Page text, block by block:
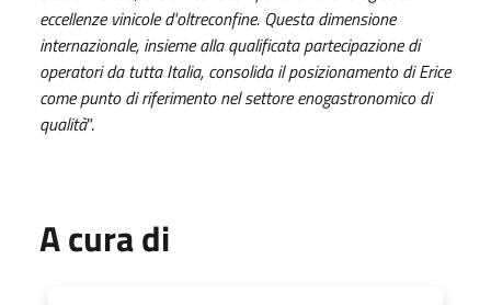
eccellenze vinicole d'oltreconfine. Questa dimensione
internazionale, insieme alla qualificata partecipazione di
operatori da tutta Italia, consolida il posizionamento di Erice
come punto di riferimento nel settore enogastronomico di
qualità".
A cura di